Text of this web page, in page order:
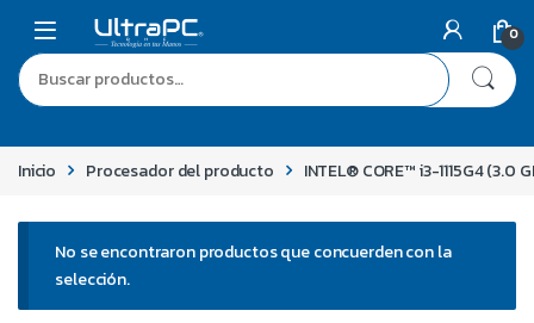
0
Inicio Procesador del producto INTEL® CORE™ i3-1115G4 (3.0
No se encontraron productos que concuerden con la
selección.